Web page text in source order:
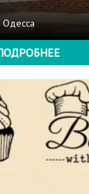
Одесса